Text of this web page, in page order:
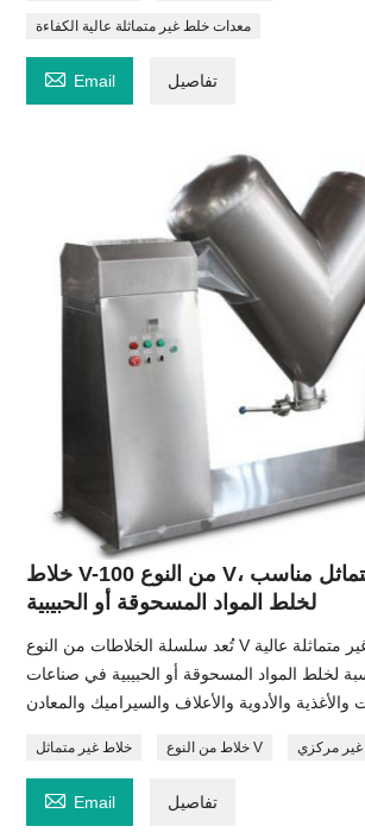
معدات خلط غير متماثلة عالية الكفاءة
 Email تفاصيل
خلاط V-100 من النوع V، جهاز خلط غير متماثل مناسب
لخلط المواد المسحوقة أو الحبيبية
تُعد سلسلة الخلاطات من النوع V معدات خلط غير متماثلة عالية
لخلط المواد المسحوقة أو الحبيبية في صناعات
خلاط غير متماثل خلاط من النوع V مركزي
 Email تفاصيل